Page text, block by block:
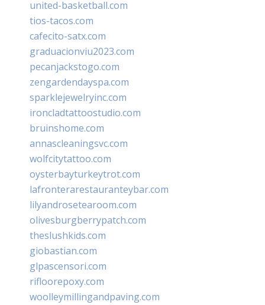
united-basketball.com
tios-tacos.com
cafecito-satx.com
graduacionviu2023.com
pecanjackstogo.com
zengardendayspa.com
sparklejewelryinc.com
ironcladtattoostudio.com
bruinshome.com
annascleaningsvc.com
wolfcitytattoo.com
oysterbayturkeytrot.com
lafronterarestauranteybar.com
lilyandrosetearoom.com
olivesburgberrypatch.com
theslushkids.com
giobastian.com
glpascensori.com
rifloorepoxy.com
woolleymillingandpaving.com